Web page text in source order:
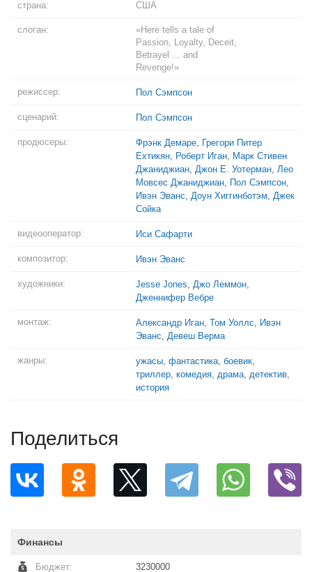
страна: США
слоган:
«Here tells a tale of
Passion, Loyalty, Deceit,
Betrayel ... and
Revenge!»
режиссер: Пол Сэмпсон
сценарий: Пол Сэмпсон
продюсеры: Фрэнк Демаре, Грегори Питер
Ехтикян, Роберт Иган, Марк Стивен
Джаниджиан, Джон Е. Уотерман, Лео
Мовсес Джаниджиан, Пол Сэмпсон,
Ивэн Эванс, Доун Хиггинботэм, Джек
Сойка
видеооператор: Иси Сафарти
композитор: Ивэн Эванс
художники: Jesse Jones, Джо Леммон,
Дженнифер Вебре
монтаж: Александр Иган, Том Уоллс, Ивэн
Эванс, Девеш Верма
жанры: ужасы, фантастика, боевик,
триллер, комедия, драма, детектив,
история
Поделиться
Финансы
Бюджет: 3230000